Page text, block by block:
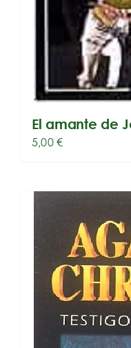
El amante de
5,00€